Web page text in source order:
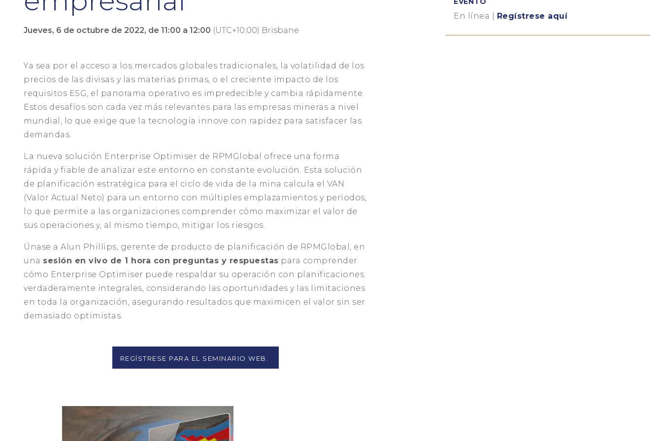
Jueves, 6 de octubre de 2022, de 11:00 a 12:00 (UTC+10:00) Brisbane
Ya sea por el acceso a los mercados globales tradicionales, la volatilidad de los
precios de las divisas y las materias primas, o el creciente impacto de los
requisitos ESG, el panorama operativo es impredecible y cambia rápidamente.
Estos desafíos son cada vez más relevantes para las empresas mineras a nivel
mundial, lo que exige que la tecnología innove con rapidez para satisfacer las
demandas.
La nueva solución Enterprise Optimiser de RPMGlobal ofrece una forma
rápida y fiable de analizar este entorno en constante evolución. Esta solución
de planificación estratégica para el ciclo de vida de la mina calcula el VAN
(Valor Actual Neto) para un entorno con múltiples emplazamientos y periodos,
lo que permite a las organizaciones comprender cómo maximizar el valor de
sus operaciones y, al mismo tiempo, mitigar los riesgos.
Únase a Alun Phillips, gerente de producto de planificación de RPMGlobal, en
una sesión en vivo de 1 hora con preguntas y respuestas para comprender
cómo Enterprise Optimiser puede respaldar su operación con planificaciones
verdaderamente integrales, considerando las oportunidades y las limitaciones
en toda la organización, asegurando resultados que maximicen el valor sin ser
demasiado optimistas.
REGÍSTRESE PARA EL SEMINARIO WEB.
En línea | Regístrese aquí